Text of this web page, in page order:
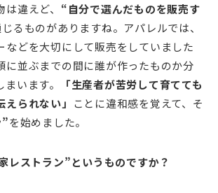
違えど、 “自分で選んだものを販売す
るものがありますね。アパレルでは、
などを大切にして販売をしていました
に並ぶまでの間に誰が作ったものか分
います。
「生産者が苦労して育てても
られない」 ことに違和感を覚えて、そ
を始めました。
レストラン”というものですか？